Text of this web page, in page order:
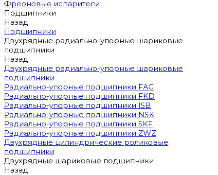
Фреоновые испарители
Подшипники
Назад
Подшипники
Двухрядные радиально-упорные шариковые
подшипники
Назад
Двухрядные радиально-упорные шариковые
подшипники
Радиально-упорные подшипники FAG
Радиально-упорные подшипники FKD
Радиально-упорные подшипники ISB
Радиально-упорные подшипники NSK
Радиально-упорные подшипники SKF
Радиально-упорные подшипники ZWZ
Двухрядные цилиндрические роликовые
подшипники
Двухрядные шариковые подшипники
Назад